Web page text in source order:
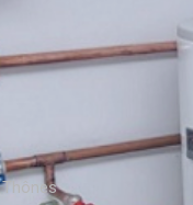
Thônes